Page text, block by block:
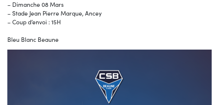
– Dimanche 08 Mars
– Stade Jean Pierre Marque, Ancey
– Coup d’envoi : 15H
Bleu Blanc Beaune